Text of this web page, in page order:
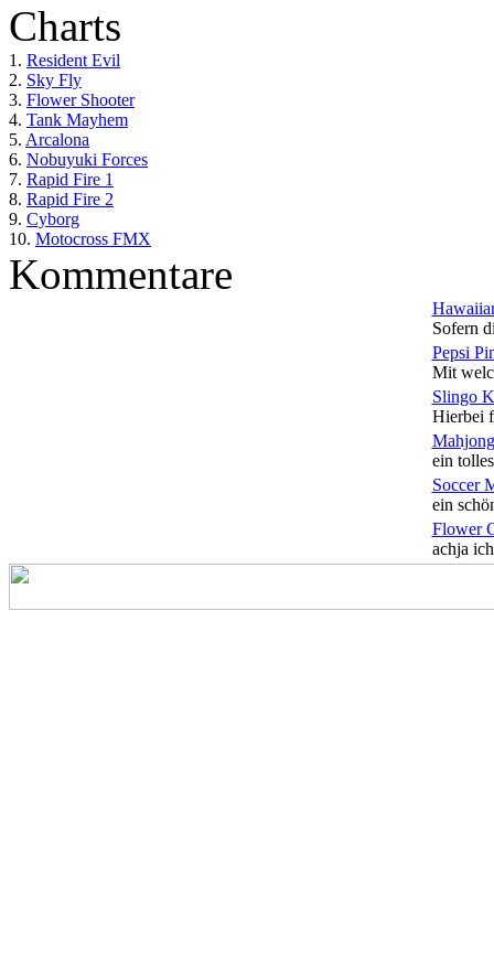
Charts
1. Resident Evil
2. Sky Fly
3. Flower Shooter
4. Tank Mayhem
5. Arcalona
6. Nobuyuki Forces
7. Rapid Fire 1
8. Rapid Fire 2
9. Cyborg
10. Motocross FMX
Kommentare
Sofern
Pepsi
Mit
Slingo
Hierbei
ein
Soccer
ein
Flower
achja